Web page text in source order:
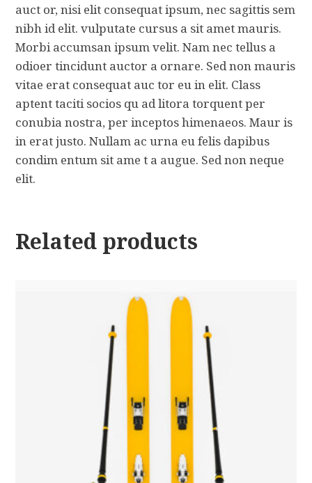
auct or, nisi elit consequat ipsum, nec sagittis sem
nibh id elit. vulputate cursus a sit amet mauris.
Morbi accumsan ipsum velit. Nam nec tellus a
odioer tincidunt auctor a ornare. Sed non mauris
vitae erat consequat auc tor eu in elit. Class
aptent taciti socios qu ad litora torquent per
conubia nostra, per inceptos himenaeos. Maur is
in erat justo. Nullam ac urna eu felis dapibus
condim entum sit ame t a augue. Sed non neque
elit.
Related products